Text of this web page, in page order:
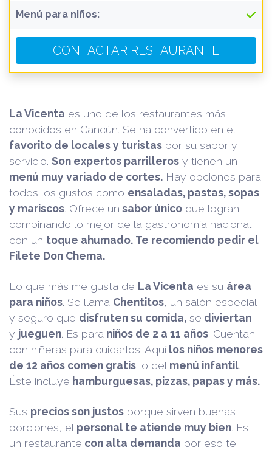
Menú para niños:
CONTACTAR RESTAURANTE
La Vicenta es uno de los restaurantes más
conocidos en Cancún. Se ha convertido en el
favorito de locales y turistas por su sabor y
servicio. Son expertos parrilleros y tienen un
menú muy variado de cortes. Hay opciones para
todos los gustos como ensaladas, pastas, sopas
y mariscos . Ofrece un sabor único que logran
combinando lo mejor de la gastronomía nacional
con un toque ahumado. Te recomiendo pedir el
Filete Don Chema.
Lo que más me gusta de La Vicenta es su área
para niños . Se llama Chentitos , un salón especial
y seguro que disfruten su comida, se diviertan
y jueguen . Es para niños de 2 a 11 años . Cuentan
con niñeras para cuidarlos. Aquí los niños menores
de 12 años comen gratis lo del menú infantil
Éste incluye hamburguesas, pizzas, papas y más.
Sus precios son justos porque sirven buenas
porciones, el personal te atiende muy bien . Es
un restaurante con alta demanda por eso te